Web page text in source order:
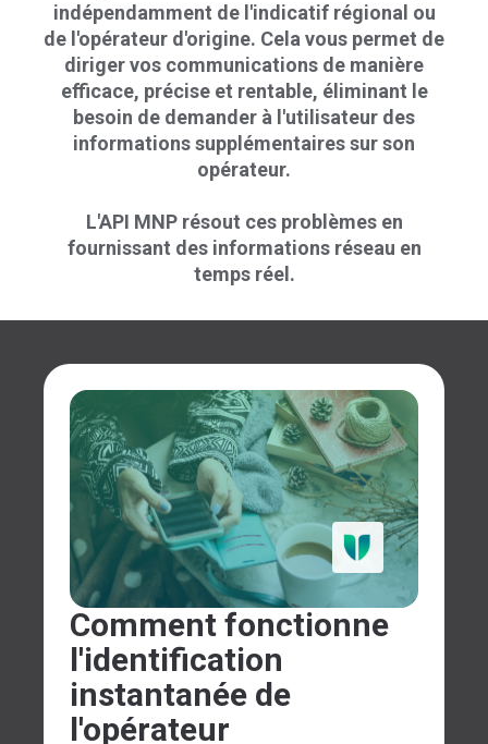
indépendamment de l'indicatif régional ou
de l'opérateur d'origine. Cela vous permet de
diriger vos communications de manière
efficace, précise et rentable, éliminant le
besoin de demander à l'utilisateur des
informations supplémentaires sur son
opérateur.
L'API MNP résout ces problèmes en
fournissant des informations réseau en
temps réel.
Comment fonctionne
l'identification
instantanée de
l'opérateur